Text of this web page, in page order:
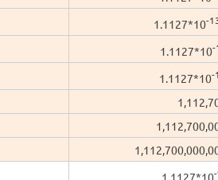
1.1127*10-
1.1127*10-
1.1127*10-
1.1127*10